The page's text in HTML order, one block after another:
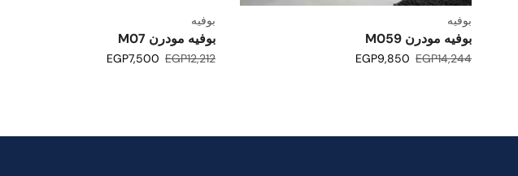
بوفيه
بوفيه مودرن M059
EGP14,244
EGP9,850
بوفيه
بوفيه مودرن M07
EGP12,212
EGP7,500